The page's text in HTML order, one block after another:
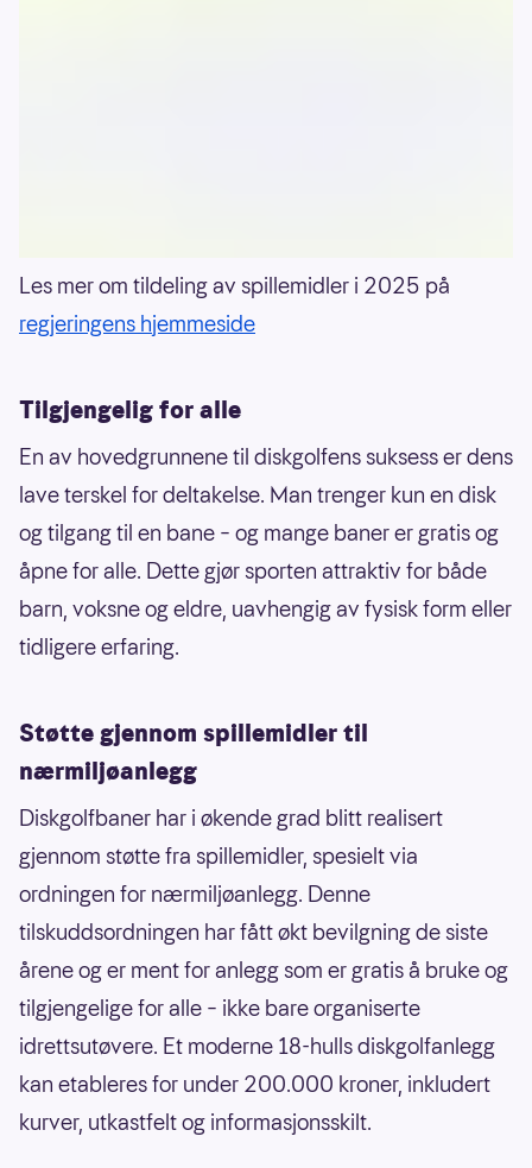
Les mer om tildeling av spillemidler i 2025 på
regjeringens hjemmeside
Tilgjengelig for alle
En av hovedgrunnene til diskgolfens suksess er dens
lave terskel for deltakelse. Man trenger kun en disk
og tilgang til en bane – og mange baner er gratis og
åpne for alle. Dette gjør sporten attraktiv for både
barn, voksne og eldre, uavhengig av fysisk form eller
tidligere erfaring.
Støtte gjennom spillemidler til
nærmiljøanlegg
Diskgolfbaner har i økende grad blitt realisert
gjennom støtte fra spillemidler, spesielt via
ordningen for nærmiljøanlegg. Denne
tilskuddsordningen har fått økt bevilgning de siste
årene og er ment for anlegg som er gratis å bruke og
tilgjengelige for alle – ikke bare organiserte
idrettsutøvere. Et moderne 18-hulls diskgolfanlegg
kan etableres for under 200.000 kroner, inkludert
kurver, utkastfelt og informasjonsskilt.